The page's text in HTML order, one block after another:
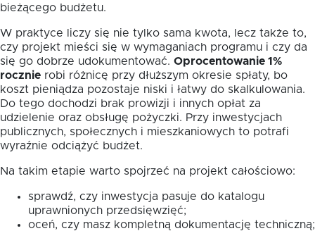
bieżącego budżetu.
W praktyce liczy się nie tylko sama kwota, lecz także to,
czy projekt mieści się w wymaganiach programu i czy da
się go dobrze udokumentować. Oprocentowanie 1%
rocznie robi różnicę przy dłuższym okresie spłaty, bo
koszt pieniądza pozostaje niski i łatwy do skalkulowania.
Do tego dochodzi brak prowizji i innych opłat za
udzielenie oraz obsługę pożyczki. Przy inwestycjach
publicznych, społecznych i mieszkaniowych to potrafi
wyraźnie odciążyć budżet.
Na takim etapie warto spojrzeć na projekt całościowo:
sprawdź, czy inwestycja pasuje do katalogu
uprawnionych przedsięwzięć;
oceń, czy masz kompletną dokumentację techniczną;